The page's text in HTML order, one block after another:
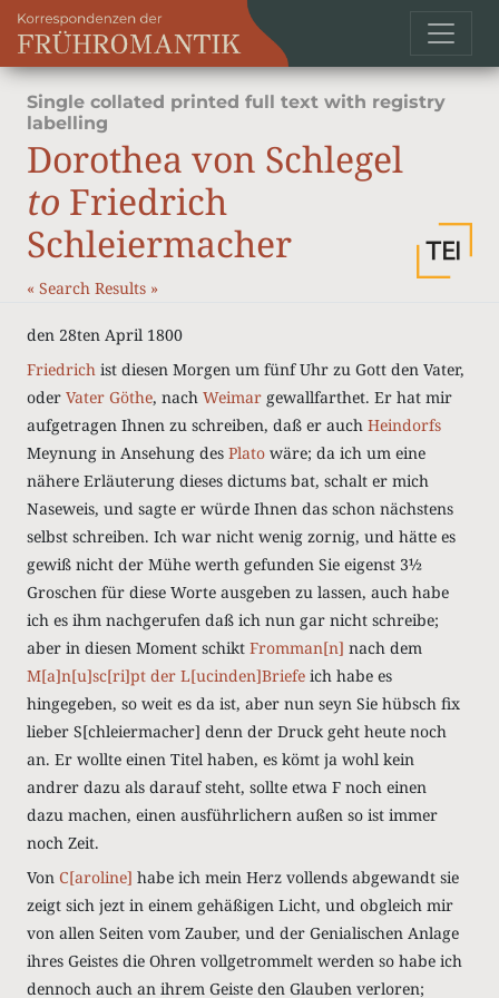
Single collated printed full text with registry
labelling
Dorothea von Schlegel
to Friedrich
Schleiermacher
« Search Results »
den 28ten April 1800
Friedrich ist diesen Morgen um fünf Uhr zu Gott den Vater,
oder Vater Göthe, nach Weimar gewallfarthet. Er hat mir
aufgetragen Ihnen zu schreiben, daß er auch Heindorfs
Meynung in Ansehung des Plato wäre; da ich um eine
nähere Erläuterung dieses dictums bat, schalt er mich
Naseweis, und sagte er würde Ihnen das schon nächstens
selbst schreiben. Ich war nicht wenig zornig, und hätte es
gewiß nicht der Mühe werth gefunden Sie eigenst 3½
Groschen für diese Worte ausgeben zu lassen, auch habe
ich es ihm nachgerufen daß ich nun gar nicht schreibe;
aber in diesen Moment schikt Fromman[n] nach dem
M[a]n[u]sc[ri]pt der L[ucinden]Briefe ich habe es
hingegeben, so weit es da ist, aber nun seyn Sie hübsch fix
lieber S[chleiermacher] denn der Druck geht heute noch
an. Er wollte einen Titel haben, es kömt ja wohl kein
andrer dazu als darauf steht, sollte etwa F noch einen
dazu machen, einen ausführlichern außen so ist immer
noch Zeit.
Von C[aroline] habe ich mein Herz vollends abgewandt sie
zeigt sich jezt in einem gehäßigen Licht, und obgleich mir
von allen Seiten vom Zauber, und der Genialischen Anlage
ihres Geistes die Ohren vollgetrommelt werden so habe ich
dennoch auch an ihrem Geiste den Glauben verloren;